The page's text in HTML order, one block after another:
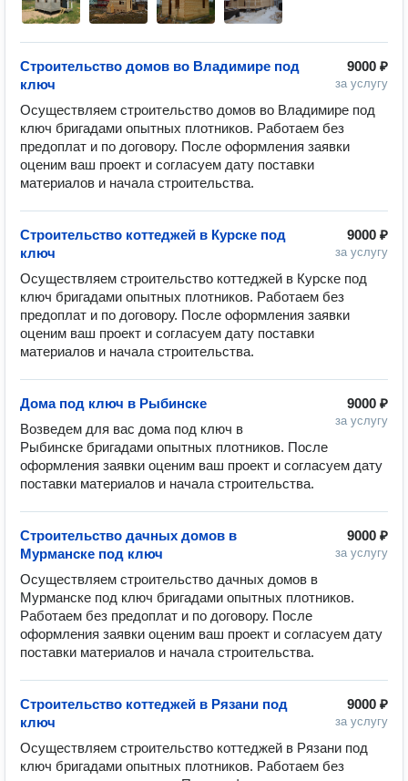
9000 ₽
за услугу
Строительство домов во Владимире под
ключ
Осуществляем строительство домов во Владимире под
ключ бригадами опытных плотников. Работаем без
предоплат и по договору. После оформления заявки
оценим ваш проект и согласуем дату поставки
9000 ₽
за услугу
Строительство коттеджей в Курске под
ключ
Осуществляем строительство коттеджей в Курске под
ключ бригадами опытных плотников. Работаем без
предоплат и по договору. После оформления заявки
оценим ваш проект и согласуем дату поставки
9000 ₽
за услугу
Дома под ключ в Рыбинске
Возведем для вас дома под ключ в
Рыбинске бригадами опытных плотников. После
оформления заявки оценим ваш проект и согласуем дату
9000 ₽
за услугу
Строительство дачных домов в
Мурманске под ключ
Осуществляем строительство дачных домов в
Мурманске под ключ бригадами опытных плотников.
Работаем без предоплат и по договору. После
оформления заявки оценим ваш проект и согласуем дату
9000 ₽
за услугу
Строительство коттеджей в Рязани под
ключ
Осуществляем строительство коттеджей в Рязани под
ключ бригадами опытных плотников. Работаем без